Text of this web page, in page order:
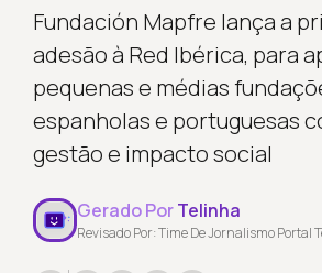
Fundación Mapfre lança a
adesão à Red Ibérica, para
pequenas e médias
espanholas e portuguesas
gestão e impacto social
Gerado PorTelinha
Revisado Por: Time De Jornalismo Portal